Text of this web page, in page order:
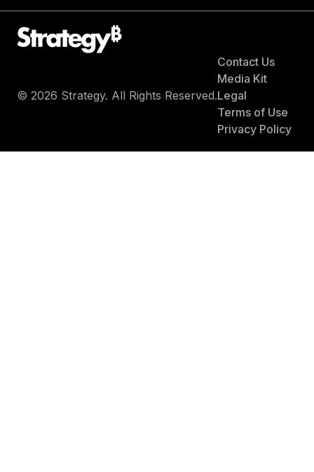
© 2026 Strategy. All Rights Reserved.
Contact Us
Media Kit
Legal
Terms of Use
Privacy Policy